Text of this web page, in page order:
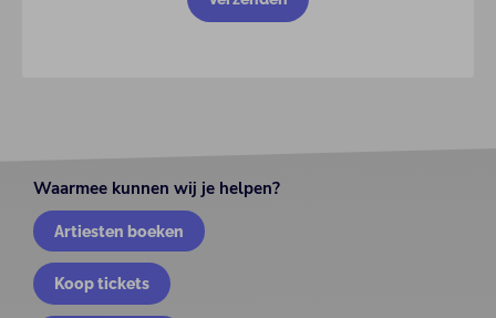
Waarmee kunnen wij je helpen?
Artiesten boeken
Koop tickets